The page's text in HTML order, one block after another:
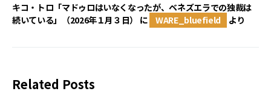
キコ・トロ「マドゥロはいなくなったが、ベネズエラでの独裁は
続いている」（2026年１月３日）
に WARE_bluefield より
Related Posts